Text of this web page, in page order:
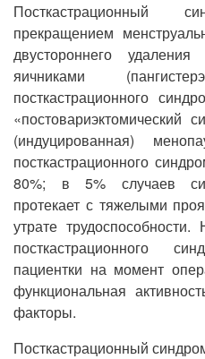
Посткастрационный
прекращением
двустороннего
яичниками
посткастрационного
«постовариэктомический
(индуцированная)
посткастрационного
80%; в 5% случаев
протекает с тяжелыми
утрате
посткастрационного
пациентки на момент
функциональная
факторы.
Посткастрационный